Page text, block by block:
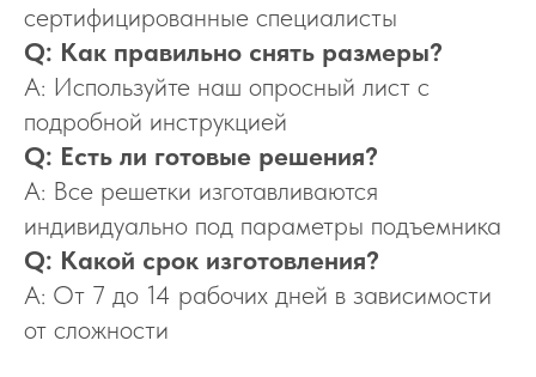
сертифицированные специалисты
Q: Как правильно снять размеры?
A: Используйте наш опросный лист с
подробной инструкцией
Q: Есть ли готовые решения?
A: Все решетки изготавливаются
индивидуально под параметры подъемника
Q: Какой срок изготовления?
A: От 7 до 14 рабочих дней в зависимости
от сложности